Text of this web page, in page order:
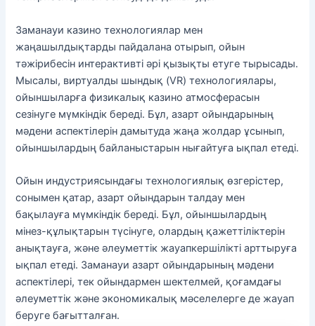
Заманауи казино технологиялар мен
жаңашылдықтарды пайдалана отырып, ойын
тәжірибесін интерактивті әрі қызықты етуге тырысады.
Мысалы, виртуалды шындық (VR) технологиялары,
ойыншыларға физикалық казино атмосферасын
сезінуге мүмкіндік береді. Бұл, азарт ойындарының
мәдени аспектілерін дамытуда жаңа жолдар ұсынып,
ойыншылардың байланыстарын нығайтуға ықпал етеді.
Ойын индустриясындағы технологиялық өзгерістер,
сонымен қатар, азарт ойындарын талдау мен
бақылауға мүмкіндік береді. Бұл, ойыншылардың
мінез-құлықтарын түсінуге, олардың қажеттіліктерін
анықтауға, және әлеуметтік жауапкершілікті арттыруға
ықпал етеді. Заманауи азарт ойындарының мәдени
аспектілері, тек ойындармен шектелмей, қоғамдағы
әлеуметтік және экономикалық мәселелерге де жауап
беруге бағытталған.